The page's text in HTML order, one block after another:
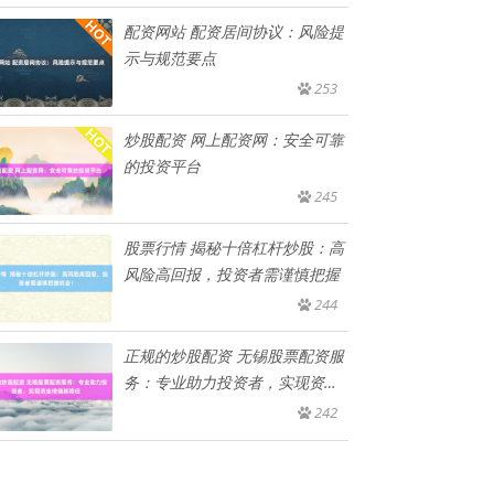
配资网站 配资居间协议：风险提
示与规范要点
253
炒股配资 网上配资网：安全可靠
的投资平台
245
股票行情 揭秘十倍杠杆炒股：高
风险高回报，投资者需谨慎把握
244
正规的炒股配资 无锡股票配资服
务：专业助力投资者，实现资金
242